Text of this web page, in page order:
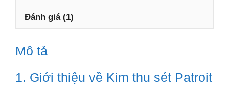
Đánh giá (1)
Mô tả
1. Giới thiệu về Kim thu sét Patroit